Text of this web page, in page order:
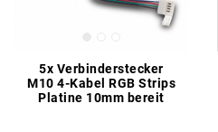
5x Verbinderstecker
M10 4-Kabel RGB Strips
Platine 10mm bereit